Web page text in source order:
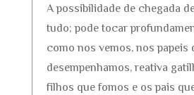
A possibilidade de chegada
tudo; pode tocar
como nos vemos, nos papeis
desempenhamos, reativa
filhos que fomos e os pais